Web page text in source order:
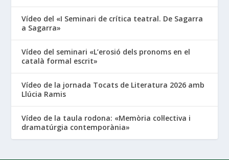
Vídeo del «I Seminari de crítica teatral. De Sagarra
a Sagarra»
Vídeo del seminari «L’erosió dels pronoms en el
català formal escrit»
Vídeo de la jornada Tocats de Literatura 2026 amb
Llúcia Ramis
Vídeo de la taula rodona: «Memòria col·lectiva i
dramatúrgia contemporània»